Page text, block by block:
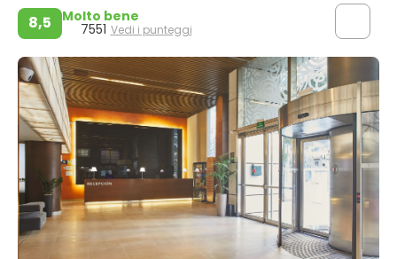
8,5 Molto bene
7551 Vedi i punteggi